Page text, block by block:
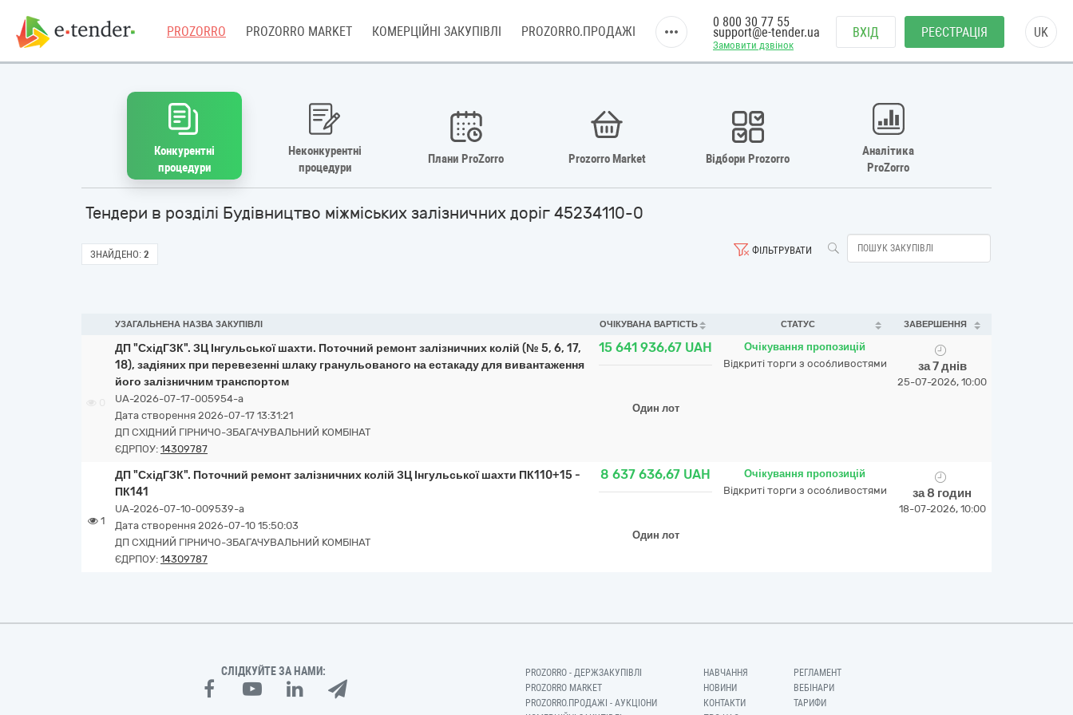
PROZORRO PROZORRO MARKET КОМЕРЦІЙНІ ЗАКУПІВЛІ PROZORRO.ПРОДАЖІ
Замовити дзвінок
0 800 30 77 55
support@e-tender.ua ВХІД РЕЄСТРАЦІЯ UK
Конкурентні
процедури
Неконкурентні
процедури
Плани ProZorro Prozorro Market Відбори Prozorro
Аналітика
ProZorro
Тендери в розділі Будівництво міжміських залізничних доріг 45234110-0
ФІЛЬТРУВАТИ
ЗНАЙДЕНО: 2
УЗАГАЛЬНЕНА НАЗВА ЗАКУПІВЛІ ОЧІКУВАНА ВАРТІСТЬ СТАТУС ЗАВЕРШЕННЯ
ДП "СхідГЗК". ЗЦ Інгульської шахти. Поточний ремонт залізничних колій (№ 5, 6, 17,
18), задіяних при перевезенні шлаку гранульованого на естакаду для вивантаження
його залізничним транспортом
UA-2026-07-17-005954-a
Дата створення 2026-07-17 13:31:21
ДП СХІДНИЙ ГІРНИЧО-ЗБАГАЧУВАЛЬНИЙ КОМБІНАТ
ЄДРПОУ: 14309787
15 641 936,67 UAH
Один лот
Очікування пропозицій
Відкриті торги з особливостями
за 7 днів
25-07-2026, 10:00
1
ДП "СхідГЗК". Поточний ремонт залізничних колій ЗЦ Інгульської шахти ПК110+15 -
ПК141
UA-2026-07-10-009539-a
Дата створення 2026-07-10 15:50:03
ДП СХІДНИЙ ГІРНИЧО-ЗБАГАЧУВАЛЬНИЙ КОМБІНАТ
ЄДРПОУ: 14309787
8 637 636,67 UAH
Один лот
Очікування пропозицій
Відкриті торги з особливостями
за 8 годин
18-07-2026, 10:00
СЛІДКУЙТЕ ЗА НАМИ:
PROZORRO - ДЕРЖЗАКУПІВЛІ
PROZORRO MARKET
PROZORRO.ПРОДАЖІ - АУКЦІОНИ
НАВЧАННЯ
НОВИНИ
КОНТАКТИ
РЕГЛАМЕНТ
ВЕБІНАРИ
ТАРИФИ